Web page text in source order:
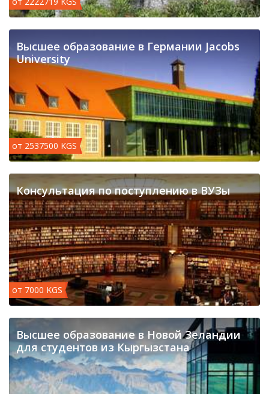
Высшее образование в Германии Jacobs
University
от 2537500 KGS
Консультация по поступлению в ВУЗы
от 7000 KGS
​Высшее образование в Новой Зеландии
для студентов из Кыргызстана